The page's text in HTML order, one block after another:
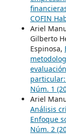
COFIN
Ariel
Gilberto
Espinosa,
Núm. 1
Ariel
Análisis
Enfoque
Núm. 2